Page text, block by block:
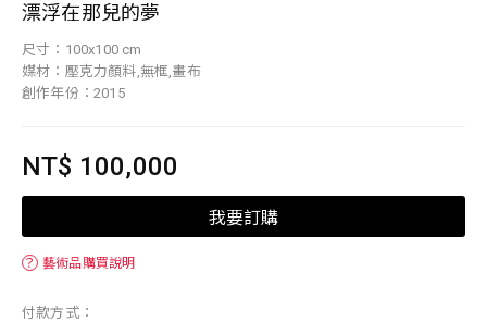
漂浮在那兒的夢
尺寸：100x100 cm
媒材：壓克力顏料,無框,畫布
創作年份：2015
NT$ 100,000
我要訂購
？ 藝術品購買說明
付款方式：